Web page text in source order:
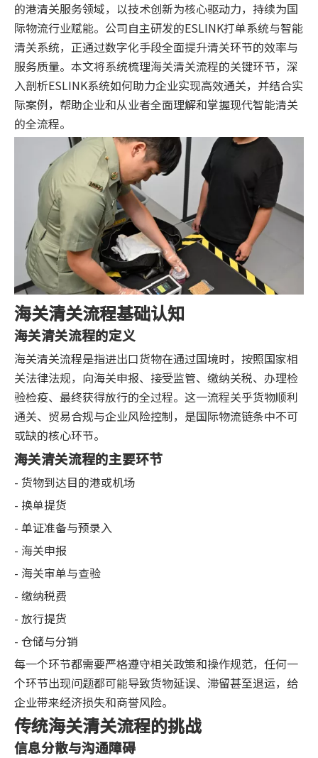
的港清关服务领域，以技术创新为核心驱动力，持续为国
际物流行业赋能。公司自主研发的ESLINK打单系统与智能
清关系统，正通过数字化手段全面提升清关环节的效率与
服务质量。本文将系统梳理海关清关流程的关键环节，深
入剖析ESLINK系统如何助力企业实现高效通关，并结合实
际案例，帮助企业和从业者全面理解和掌握现代智能清关
的全流程。
海关清关流程基础认知
海关清关流程的定义
海关清关流程是指进出口货物在通过国境时，按照国家相
关法律法规，向海关申报、接受监管、缴纳关税、办理检
验检疫、最终获得放行的全过程。这一流程关乎货物顺利
通关、贸易合规与企业风险控制，是国际物流链条中不可
或缺的核心环节。
海关清关流程的主要环节
- 货物到达目的港或机场
- 换单提货
- 单证准备与预录入
- 海关申报
- 海关审单与查验
- 缴纳税费
- 放行提货
- 仓储与分销
每一个环节都需要严格遵守相关政策和操作规范，任何一
个环节出现问题都可能导致货物延误、滞留甚至退运，给
企业带来经济损失和商誉风险。
传统海关清关流程的挑战
信息分散与沟通障碍